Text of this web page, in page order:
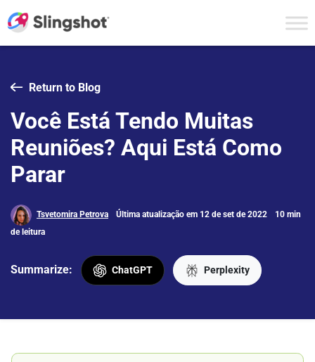
Return to Blog
Você Está Tendo Muitas
Reuniões? Aqui Está Como
Parar
Tsvetomira Petrova Última atualização em 12 de set de 2022
10 min
de leitura
Summarize: ChatGPT Perplexity